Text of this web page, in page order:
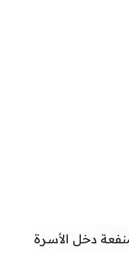
دخل الأسرة